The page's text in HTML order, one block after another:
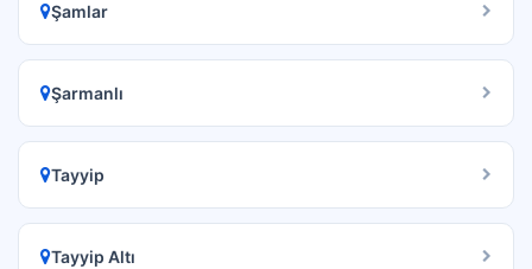
Şamlar
Şarmanlı
Tayyip
Tayyip Altı